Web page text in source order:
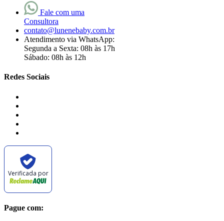
Fale com uma
Consultora
contato@lunenebaby.com.br
Atendimento via WhatsApp:
Segunda a Sexta: 08h às 17h
Sábado: 08h às 12h
Redes Sociais
Verificada por
Pague com: